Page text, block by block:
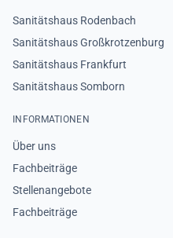
Sanitätshaus Rodenbach
Sanitätshaus Großkrotzenburg
Sanitätshaus Frankfurt
Sanitätshaus Somborn
INFORMATIONEN
Über uns
Fachbeiträge
Stellenangebote
Fachbeiträge